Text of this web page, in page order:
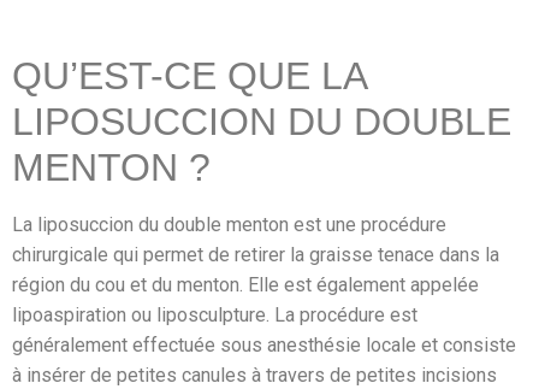
QU’EST-CE QUE LA
LIPOSUCCION DU DOUBLE
MENTON ?
La liposuccion du double menton est une procédure
chirurgicale qui permet de retirer la graisse tenace dans la
région du cou et du menton. Elle est également appelée
lipoaspiration ou liposculpture. La procédure est
généralement effectuée sous anesthésie locale et consiste
à insérer de petites canules à travers de petites incisions